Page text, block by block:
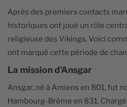
Après des premiers contacts
historiques ont joué un rôle
religieuse des Vikings. Voici
ont marqué cette période de
La mission d'Ansgar
Ansgar, né à Amiens en 801, fut
Hambourg-Brême en 831.